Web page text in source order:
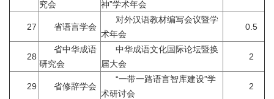
究会 神”学术年会
27 省语言学会
对外汉语教材编写会议暨学
术年会
0.5
28
省中华成语
研究会
中华成语文化国际论坛暨换
届大会
2
29 省修辞学会
“一带一路语言智库建设”学
术研讨会
2